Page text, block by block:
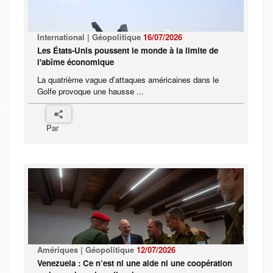
International | Géopolitique 16/07/2026
Les États-Unis poussent le monde à la limite de
l'abîme économique
La quatrième vague d'attaques américaines dans le
Golfe provoque une hausse ...
Par
Amériques | Géopolitique 12/07/2026
Venezuela : Ce n’est ni une aide ni une coopération